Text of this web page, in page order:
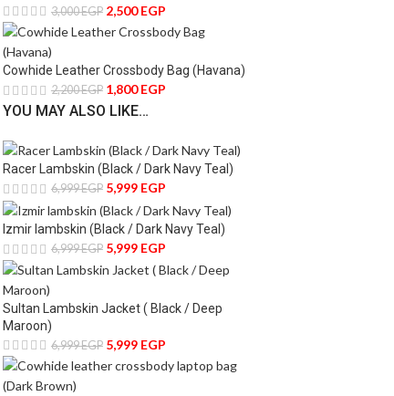
3,000EGP 2,500EGP
Cowhide Leather Crossbody Bag (Havana)
2,200EGP 1,800EGP
YOU MAY ALSO LIKE…
Racer Lambskin (Black / Dark Navy Teal)
6,999EGP 5,999 EGP
Izmir lambskin (Black / Dark Navy Teal)
6,999EGP 5,999 EGP
Sultan Lambskin Jacket ( Black / Deep
Maroon)
6,999EGP 5,999 EGP